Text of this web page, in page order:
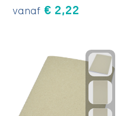
vanaf € 2,22